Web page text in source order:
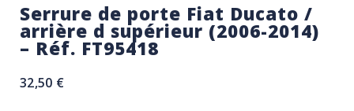
Serrure de porte Fiat Ducato /
arrière d supérieur (2006-2014)
– Réf. FT95418
32,50 €